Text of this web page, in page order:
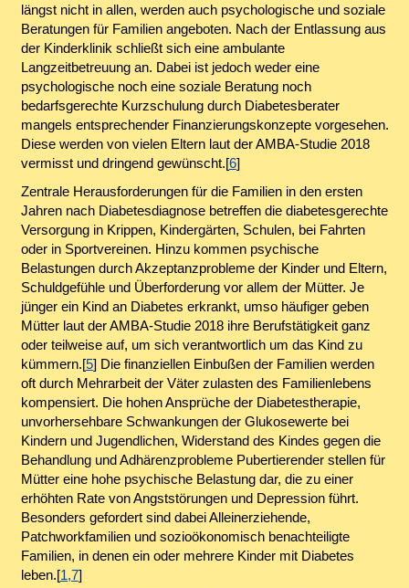
längst nicht in allen, werden auch psychologische und soziale
Beratungen für Familien angeboten. Nach der Entlassung aus
der Kinderklinik schließt sich eine ambulante
Langzeitbetreuung an. Dabei ist jedoch weder eine
psychologische noch eine soziale Beratung noch
bedarfsgerechte Kurzschulung durch Diabetesberater
mangels entsprechender Finanzierungskonzepte vorgesehen.
Diese werden von vielen Eltern laut der AMBA-Studie 2018
vermisst und dringend gewünscht.[6]
Zentrale Herausforderungen für die Familien in den ersten
Jahren nach Diabetesdiagnose betreffen die diabetesgerechte
Versorgung in Krippen, Kindergärten, Schulen, bei Fahrten
oder in Sportvereinen. Hinzu kommen psychische
Belastungen durch Akzeptanzprobleme der Kinder und Eltern,
Schuldgefühle und Überforderung vor allem der Mütter. Je
jünger ein Kind an Diabetes erkrankt, umso häufiger geben
Mütter laut der AMBA-Studie 2018 ihre Berufstätigkeit ganz
oder teilweise auf, um sich verantwortlich um das Kind zu
kümmern.[5] Die finanziellen Einbußen der Familien werden
oft durch Mehrarbeit der Väter zulasten des Familienlebens
kompensiert. Die hohen Ansprüche der Diabetestherapie,
unvorhersehbare Schwankungen der Glukosewerte bei
Kindern und Jugendlichen, Widerstand des Kindes gegen die
Behandlung und Adhärenzprobleme Pubertierender stellen für
Mütter eine hohe psychische Belastung dar, die zu einer
erhöhten Rate von Angststörungen und Depression führt.
Besonders gefordert sind dabei Alleinerziehende,
Patchworkfamilien und sozioökonomisch benachteiligte
Familien, in denen ein oder mehrere Kinder mit Diabetes
leben.[1,7]